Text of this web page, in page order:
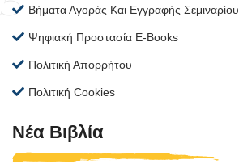
Βήματα Αγοράς Και Εγγραφής Σεμιναρίου
Ψηφιακή Προστασία E-Books
Πολιτική Απορρήτου
Πολιτική Cookies
Νέα Βιβλία